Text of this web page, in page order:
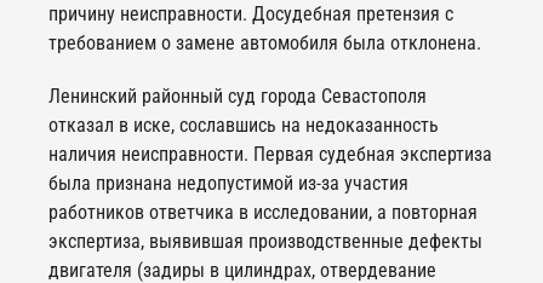
причину неисправности. Досудебная претензия с
требованием о замене автомобиля была отклонена.
Ленинский районный суд города Севастополя
отказал в иске, сославшись на недоказанность
наличия неисправности. Первая судебная экспертиза
была признана недопустимой из-за участия
работников ответчика в исследовании, а повторная
экспертиза, выявившая производственные дефекты
двигателя (задиры в цилиндрах, отвердевание